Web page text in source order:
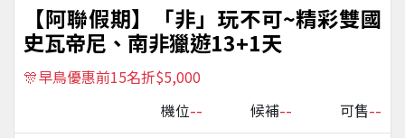
【阿聯假期】「非」玩不可~精彩雙國
史瓦帝尼、南非獵遊13+1天
🎊早鳥優惠前15名折$5,000
機位-- 候補-- 可售--